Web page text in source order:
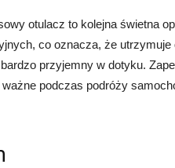
otulacz to kolejna świetna
co oznacza, że utrzymuje
przyjemny w dotyku.
podczas podróży